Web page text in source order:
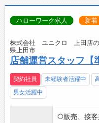
ハローワーク求人 新着
株式会社 ユニクロ 上田店の
県上田市
店舗運営スタッフ【
契約社員 未経験者活躍中
男女活躍中
○販売、接客